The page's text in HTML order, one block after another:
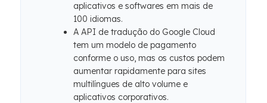
aplicativos e softwares em mais de
100 idiomas.
A API de tradução do Google Cloud
tem um modelo de pagamento
conforme o uso, mas os custos podem
aumentar rapidamente para sites
multilíngues de alto volume e
aplicativos corporativos.